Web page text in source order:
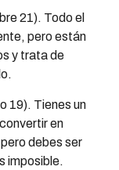
21). Todo el
pero están
y trata de
19). Tienes un
en
debes ser
imposible.